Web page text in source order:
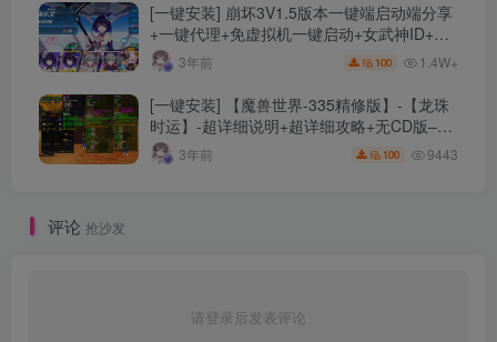
[一键安装] 崩坏3V1.5版本一键端启动端分享
+一键代理+免虚拟机一键启动+女武神ID+详
细指令+极简一键修改
3年前 100 1.4W+
[一键安装] 【魔兽世界-335精修版】-【龙珠
时运】-超详细说明+超详细攻略+无CD版–精
修版本-站长推荐+站长亲测
3年前 100 9443
评论 抢沙发
请登录后发表评论